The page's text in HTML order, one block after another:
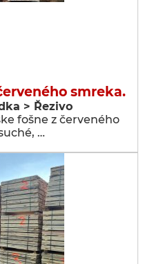
smreka.
> Řezivo
fošne z červeného
…